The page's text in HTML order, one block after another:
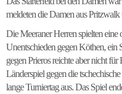
meldeten die Damen aus
Die Meeraner Herren spielten eine
Unentschieden gegen Köthen, ein
gegen Prieros reichte aber nicht
Länderspiel gegen die
lange Turniertag aus. Das Spiel